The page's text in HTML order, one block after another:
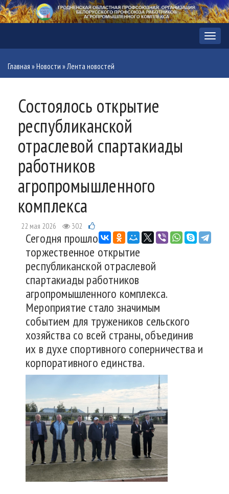
Меню
Главная »Новости »Лента новостей
Состоялось открытие
республиканской
отраслевой спартакиады
работников
агропромышленного
комплекса
22 мая 2026 302
Сегодня прошло
торжественное открытие
республиканской отраслевой
спартакиады работников
агропромышленного комплекса.
Мероприятие стало значимым
событием для тружеников сельского
хозяйства со всей страны, объединив
их в духе спортивного соперничества и
корпоративного единства.